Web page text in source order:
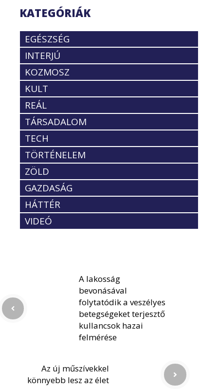
KATEGÓRIÁK
EGÉSZSÉG
INTERJÚ
KOZMOSZ
KULT
REÁL
TÁRSADALOM
TECH
TÖRTÉNELEM
ZÖLD
GAZDASÁG
HÁTTÉR
VIDEÓ
A lakosság
bevonásával
folytatódik a veszélyes
betegségeket terjesztő
kullancsok hazai
felmérése
Az új műszívekkel
könnyebb lesz az élet